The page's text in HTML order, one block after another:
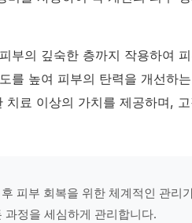
부의 깊숙한 층까지 작용하여
를 높여 피부의 탄력을 개선하
료 이상의 가치를 제공하며,
피부 회복을 위한 체계적인 관리
정을 세심하게 관리합니다.